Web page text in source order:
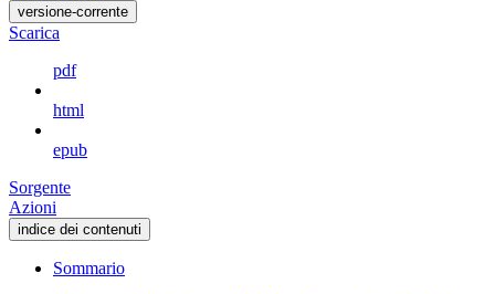
versione-corrente
Scarica
pdf
html
epub
Sorgente
Azioni
indice dei contenuti
Sommario